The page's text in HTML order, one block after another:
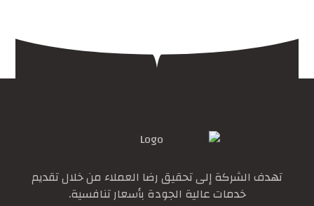
تهدف الشركة إلى تحقيق رضا العملاء من خلال تقديم
خدمات عالية الجودة بأسعار تنافسية.